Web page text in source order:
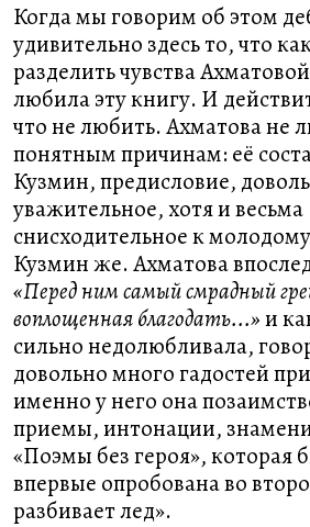
Когда мы говорим об этом
удивительно здесь то, что
разделить чувства
любила эту книгу. И
что не любить. Ахматова не
понятным причинам: её
Кузмин, предисловие,
уважительное, хотя и весьма
снисходительное к
Кузмин же. Ахматова
«Перед ним самый смрадный
воплощенная благодать...»и
сильно недолюбливала,
довольно много гадостей
именно у него она
приемы, интонации,
«Поэмы без героя», которая
впервые опробована во
разбивает лед».